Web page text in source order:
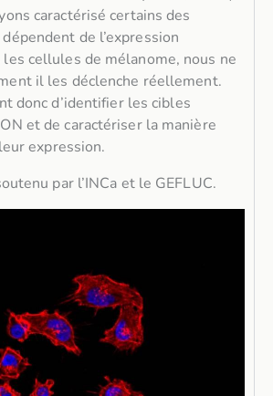
caractérisé certains des
de l’expression
cellules de mélanome, nous ne
il les déclenche réellement.
donc d’identifier les cibles
et de caractériser la manière
expression.
par l’INCa et le GEFLUC.